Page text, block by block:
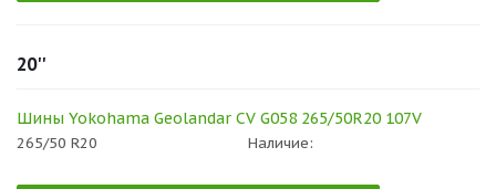
20''
Шины Yokohama Geolandar CV G058 265/50R20 107V
265/50 R20 Наличие: